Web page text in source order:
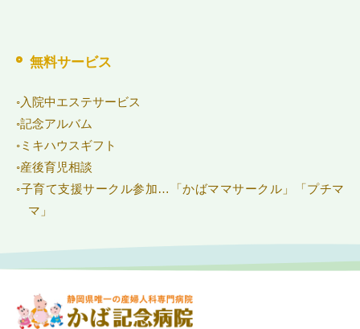
無料サービス
◦入院中エステサービス
◦記念アルバム
◦ミキハウスギフト
◦産後育児相談
◦子育て支援サークル参加…「かばママサークル 」「プチマ
マ 」